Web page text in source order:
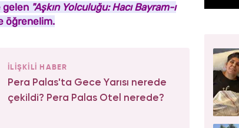
gelen "Aşkın Yolculuğu: Hacı Bayram-ı
öğrenelim.
İLİŞKİLİ HABER
Pera Palas'ta Gece Yarısı nerede
çekildi? Pera Palas Otel nerede?